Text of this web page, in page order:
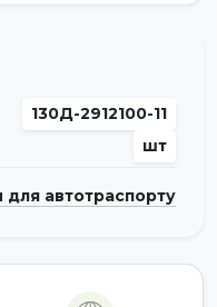
130Д-2912100-11
шт
для автотраспорту